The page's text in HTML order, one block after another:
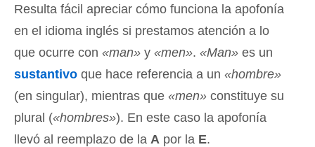
Resulta fácil apreciar cómo funciona la apofonía
en el idioma inglés si prestamos atención a lo
que ocurre con «man» y «men». «Man» es un
sustantivo que hace referencia a un «hombre»
(en singular), mientras que «men» constituye su
plural («hombres»). En este caso la apofonía
llevó al reemplazo de la A por la E.